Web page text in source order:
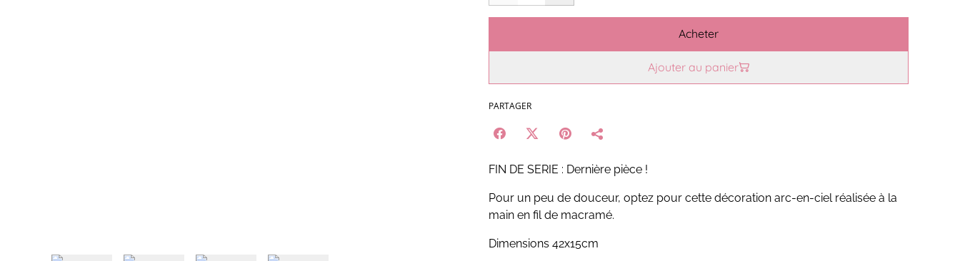
Acheter
Ajouter au panier
PARTAGER
FIN DE SERIE : Dernière pièce !
Pour un peu de douceur, optez pour cette décoration arc-en-ciel réalisée à la
main en fil de macramé.
Dimensions 42x15cm